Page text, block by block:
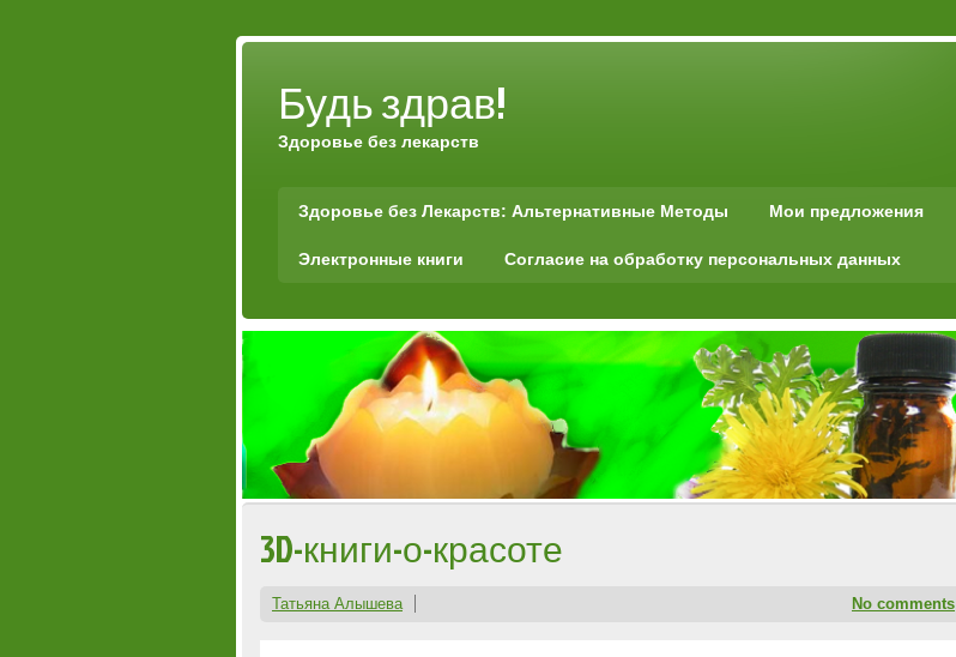
Будь здрав!
Здоровье без лекарств
Здоровье без Лекарств: Альтернативные Методы Мои предложения
Электронные книги Согласие на обработку персональных данных
3D-книги-о-красоте
Татьяна Алышева No comments